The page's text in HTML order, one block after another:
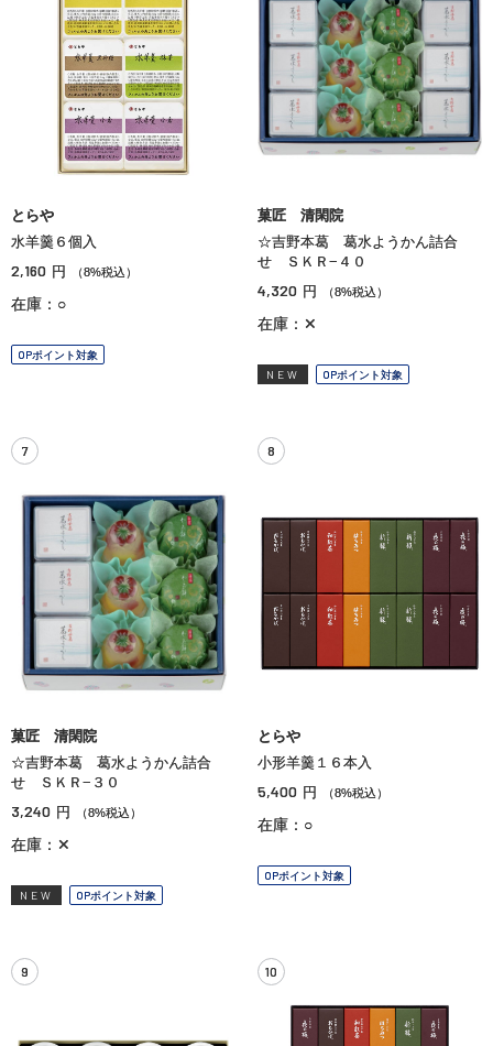
とらや
水羊羹６個入
2,160 円 （8%税込）
在庫：○
OPポイント対象
菓匠 清閑院
☆吉野本葛 葛水ようかん詰合
せ ＳＫＲ−４０
4,320 円 （8%税込）
在庫：✕
NEW OPポイント対象
7
菓匠 清閑院
☆吉野本葛 葛水ようかん詰合
せ ＳＫＲ−３０
3,240 円 （8%税込）
在庫：✕
NEW OPポイント対象
8
とらや
小形羊羹１６本入
5,400 円 （8%税込）
在庫：○
OPポイント対象
9 10